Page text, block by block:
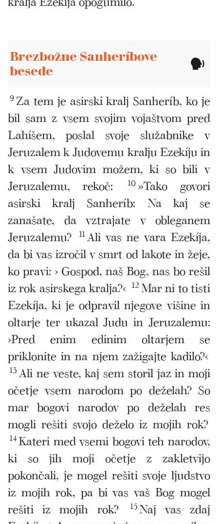
Brezbožne Sanheríbove
besede
9 Za tem je asirski kralj Sanheríb, ko je
bil sam z vsem svojim vojaštvom pred
Lahíšem, poslal svoje služabnike v
Jeruzalem k Judovemu kralju Ezekíju in
k vsem Judovim možem, ki so bili v
Jeruzalemu, rekoč:
10 »Tako govori
asirski kralj Sanheríb: Na kaj se
zanašate, da vztrajate v obleganem
Jeruzalemu?
11 Ali vas ne vara Ezekíja,
da bi vas izročil v smrt od lakote in žeje,
ko pravi: › Gospod, naš Bog, nas bo rešil
iz rok asirskega kralja?‹ 12Mar ni to tisti
Ezekíja, ki je odpravil njegove višine in
oltarje ter ukazal Judu in Jeruzalemu:
›Pred enim edinim oltarjem se
priklonite in na njem zažigajte kadilo?‹
13 Ali ne veste, kaj sem storil jaz in moji
očetje vsem narodom po deželah? So
mar bogovi narodov po deželah res
mogli rešiti svojo deželo iz mojih rok?
14Kateri med vsemi bogovi teh narodov,
ki so jih moji očetje z zakletvijo
pokončali, je mogel rešiti svoje ljudstvo
iz mojih rok, pa bi vas vaš Bog mogel
rešiti iz mojih rok?
15Naj vas zdaj